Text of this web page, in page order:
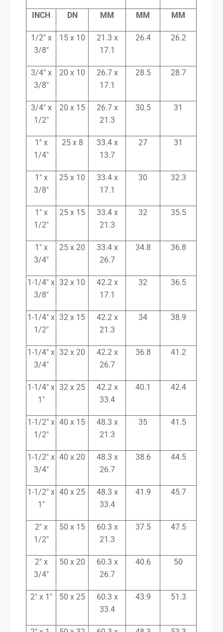
INCH DN MM MM MM
1/2″ x
3/8″
15 x 10
21.3 x
17.1
26.4 26.2
3/4″ x
3/8″
20 x 10
26.7 x
17.1
28.5 28.7
3/4″ x
1/2″
20 x 15
26.7 x
21.3
30.5 31
1″ x
1/4″
25 x 8
33.4 x
13.7
27 31
1″ x
3/8″
25 x 10
33.4 x
17.1
30 32.3
1″ x
1/2″
25 x 15
33.4 x
21.3
32 35.5
1″ x
3/4″
25 x 20
33.4 x
26.7
34.8 36.8
1-1/4″ x
3/8″
32 x 10
42.2 x
17.1
32 36.5
1-1/4″ x
1/2″
32 x 15
42.2 x
21.3
34 38.9
1-1/4″ x
3/4″
32 x 20
42.2 x
26.7
36.8 41.2
1-1/4″ x
1″
32 x 25
42.2 x
33.4
40.1 42.4
1-1/2″ x
1/2″
40 x 15
48.3 x
21.3
35 41.5
1-1/2″ x
3/4″
40 x 20
48.3 x
26.7
38.6 44.5
1-1/2″ x
1″
40 x 25
48.3 x
33.4
41.9 45.7
2″ x
1/2″
50 x 15
60.3 x
21.3
37.5 47.5
2″ x
3/4″
50 x 20
60.3 x
26.7
40.6 50
2″ x 1″ 50 x 25
60.3 x
33.4
43.9 51.3